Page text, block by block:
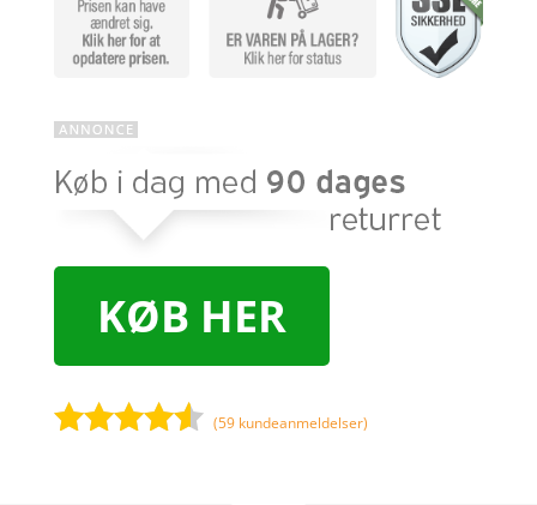
KØB HER
(59 kundeanmeldelser)